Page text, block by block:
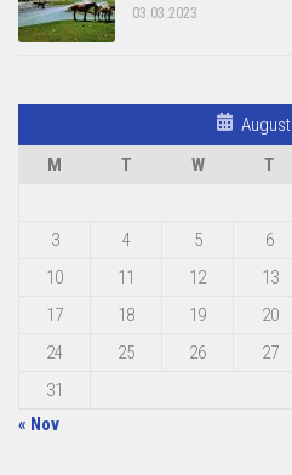
03.03.2023
M
T W T
3
4 5 6
10
11 12 13
17
18 19 20
24
25 26 27
31
« Nov